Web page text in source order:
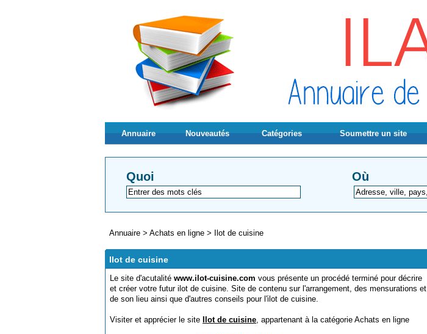
Annuaire Nouveautés Catégories Soumettre un site
Quoi Où
Annuaire > Achats en ligne > Ilot de cuisine
Ilot de cuisine
Le site d'acutalité www.ilot-cuisine.com vous présente un procédé terminé pour décrire
et créer votre futur ilot de cuisine. Site de contenu sur l'arrangement, des mensurations et
de son lieu ainsi que d'autres conseils pour l'ilot de cuisine.
Visiter et apprécier le site Ilot de cuisine, appartenant à la catégorie Achats en ligne